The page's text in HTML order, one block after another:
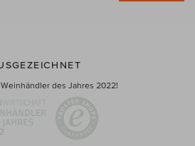
des Jahres 2022!